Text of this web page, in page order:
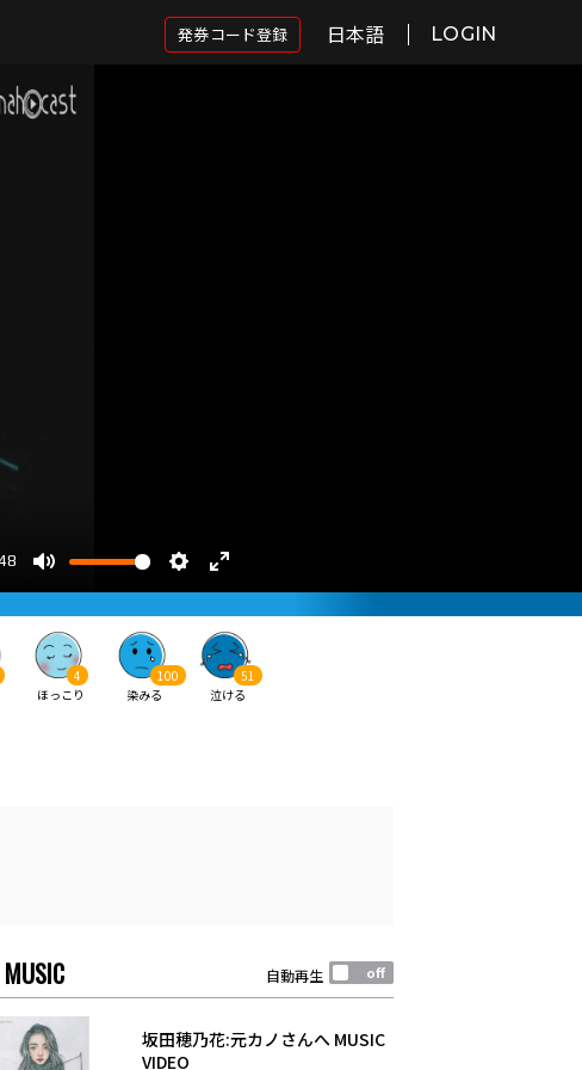
発券コード登録 日本語 LOGIN
4
ほっこり
100
染みる
51
泣ける
自動再生
坂田穂乃花:元カノさんへ MUSIC
VIDEO